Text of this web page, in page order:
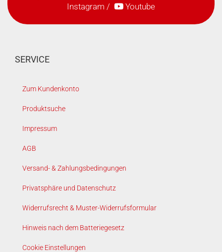
Instagram / Youtube
SERVICE
Zum Kundenkonto
Produktsuche
Impressum
AGB
Versand- & Zahlungsbedingungen
Privatsphäre und Datenschutz
Widerrufsrecht & Muster-Widerrufsformular
Hinweis nach dem Batteriegesetz
Cookie Einstellungen